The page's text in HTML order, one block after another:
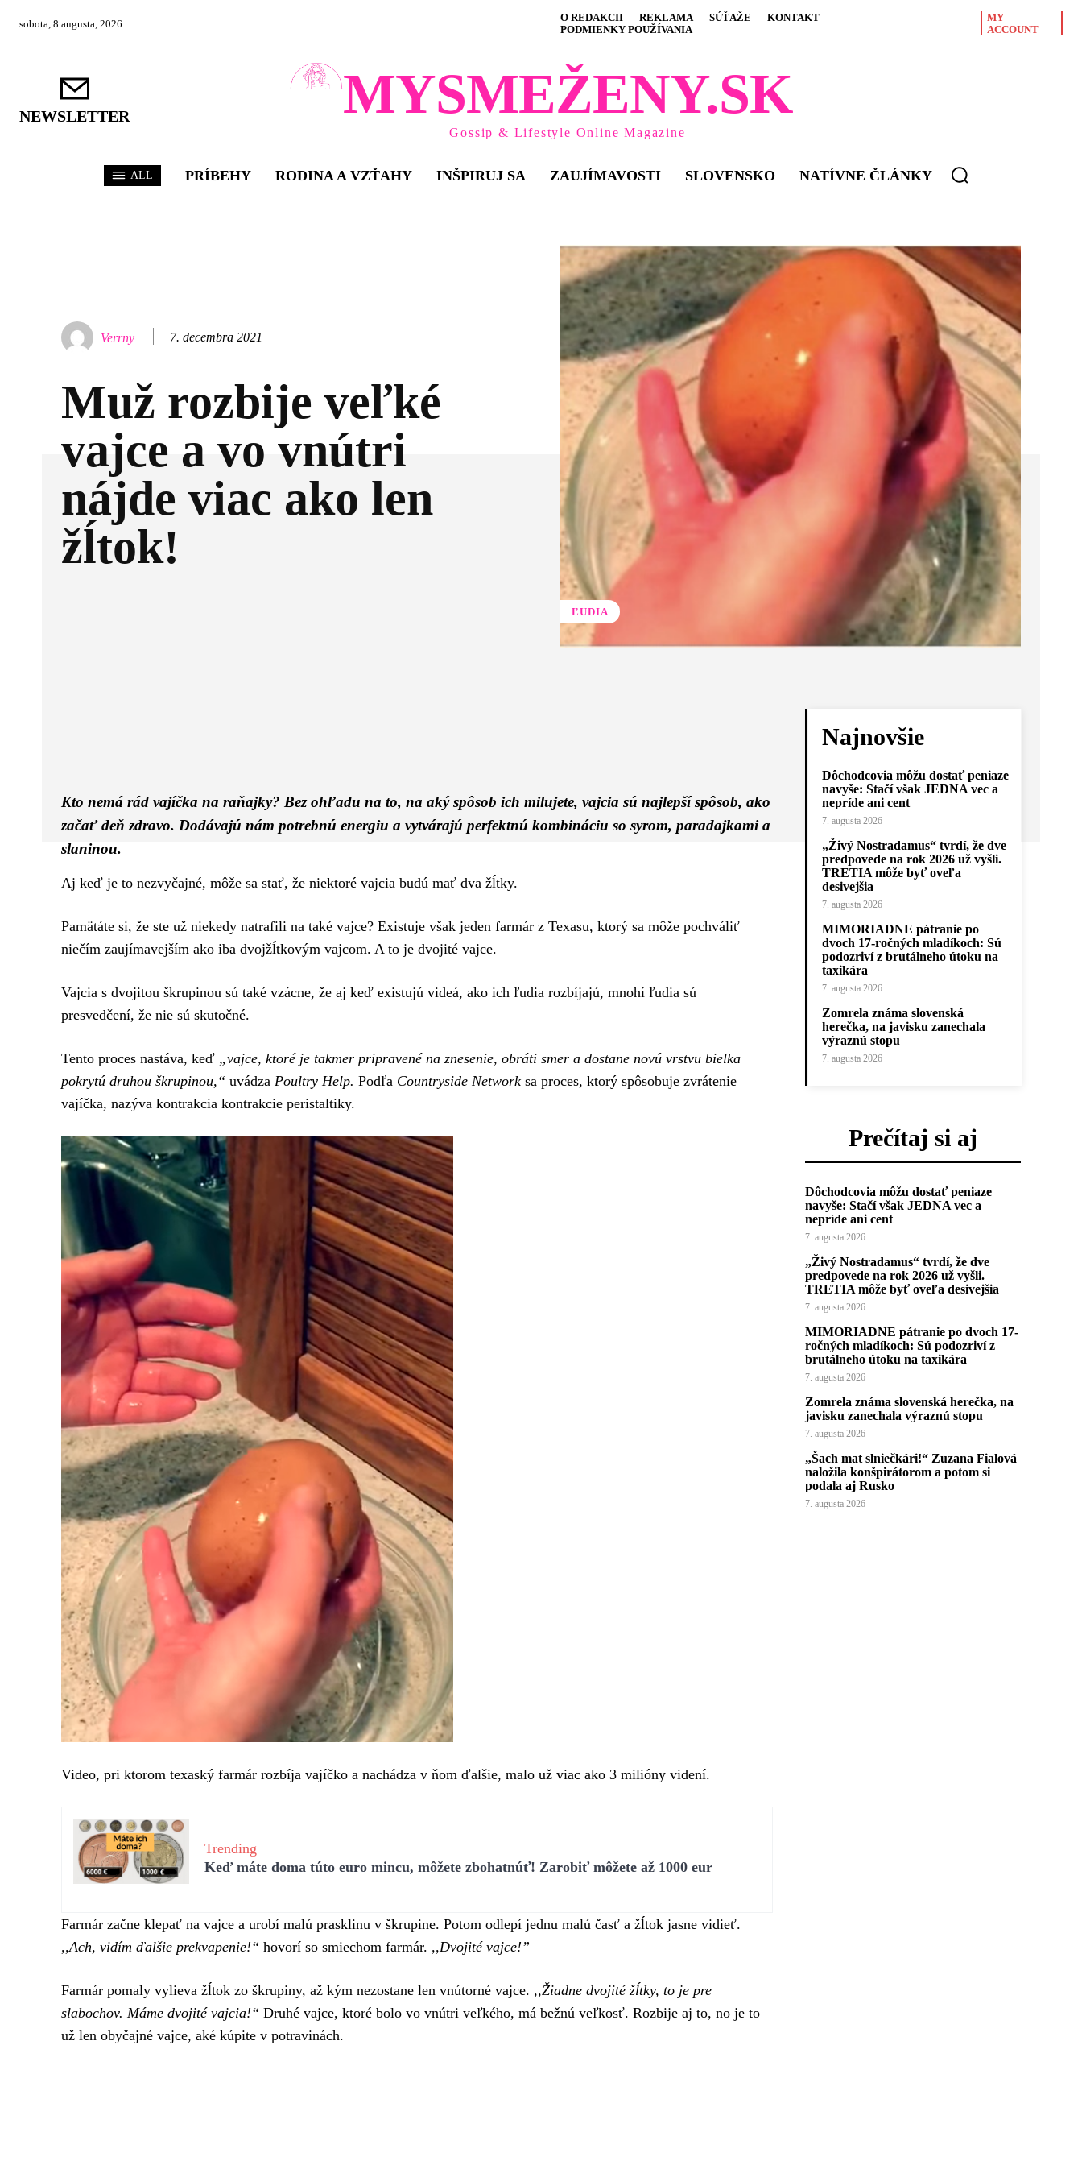
sobota, 8 augusta, 2026 O REDAKCII REKLAMA SÚŤAŽE
KONTAKT
PODMIENKY POUŽÍVANIA
MY
ACCOUNT
NEWSLETTER MYSMEŽENY.SK
Gossip & Lifestyle Online Magazine
ALL PRÍBEHY RODINA A VZŤAHY INŠPIRUJ SA ZAUJÍMAVOSTI SLOVENSKO NATÍVNE ČLÁNKY
Verrny 7. decembra 2021
Muž rozbije veľké
vajce a vo vnútri
nájde viac ako len
žĺtok!
ĽUDIA
Kto nemá rád vajíčka na raňajky? Bez ohľadu na to, na aký spôsob ich milujete, vajcia sú najlepší spôsob, ako
začať deň zdravo. Dodávajú nám potrebnú energiu a vytvárajú perfektnú kombináciu so syrom, paradajkami a
slaninou.
Aj keď je to nezvyčajné, môže sa stať, že niektoré vajcia budú mať dva žĺtky.
Pamätáte si, že ste už niekedy natrafili na také vajce? Existuje však jeden farmár z Texasu, ktorý sa môže pochváliť
niečím zaujímavejším ako iba dvojžĺtkovým vajcom. A to je dvojité vajce.
Vajcia s dvojitou škrupinou sú také vzácne, že aj keď existujú videá, ako ich ľudia rozbíjajú, mnohí ľudia sú
presvedčení, že nie sú skutočné.
Tento proces nastáva, keď „vajce, ktoré je takmer pripravené na znesenie, obráti smer a dostane novú vrstvu bielka
pokrytú druhou škrupinou,“ uvádza Poultry Help. Podľa Countryside Network sa proces, ktorý spôsobuje zvrátenie
vajíčka, nazýva kontrakcia kontrakcie peristaltiky.
Video, pri ktorom texaský farmár rozbíja vajíčko a nachádza v ňom ďalšie, malo už viac ako 3 milióny videní.
Trending
Keď máte doma túto euro mincu, môžete zbohatnúť! Zarobiť môžete až 1000 eur
Farmár začne klepať na vajce a urobí malú prasklinu v škrupine. Potom odlepí jednu malú časť a žĺtok jasne vidieť.
,,Ach, vidím ďalšie prekvapenie!“ hovorí so smiechom farmár. ,,Dvojité vajce!”
Farmár pomaly vylieva žĺtok zo škrupiny, až kým nezostane len vnútorné vajce. ,,Žiadne dvojité žĺtky, to je pre
slabochov. Máme dvojité vajcia!“ Druhé vajce, ktoré bolo vo vnútri veľkého, má bežnú veľkosť. Rozbije aj to, no je to
už len obyčajné vajce, aké kúpite v potravinách.
Najnovšie
Dôchodcovia môžu dostať peniaze
navyše: Stačí však JEDNA vec a
nepríde ani cent
7. augusta 2026
„Živý Nostradamus“ tvrdí, že dve
predpovede na rok 2026 už vyšli.
TRETIA môže byť oveľa
desivejšia
7. augusta 2026
MIMORIADNE pátranie po
dvoch 17-ročných mladíkoch: Sú
podozriví z brutálneho útoku na
taxikára
7. augusta 2026
Zomrela známa slovenská
herečka, na javisku zanechala
výraznú stopu
7. augusta 2026
Prečítaj si aj
Dôchodcovia môžu dostať peniaze
navyše: Stačí však JEDNA vec a
nepríde ani cent
7. augusta 2026
„Živý Nostradamus“ tvrdí, že dve
predpovede na rok 2026 už vyšli.
TRETIA môže byť oveľa desivejšia
7. augusta 2026
MIMORIADNE pátranie po dvoch 17-
ročných mladíkoch: Sú podozriví z
brutálneho útoku na taxikára
7. augusta 2026
Zomrela známa slovenská herečka, na
javisku zanechala výraznú stopu
7. augusta 2026
„Šach mat slniečkári!“ Zuzana Fialová
naložila konšpirátorom a potom si
podala aj Rusko
7. augusta 2026